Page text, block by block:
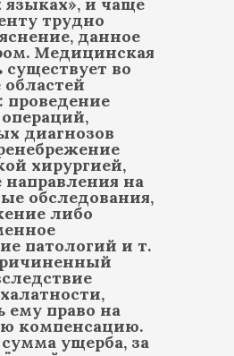
трудно
данное
Медицинская
существует во
диагнозов
хирургией,
направления на
обследования,
либо
патологий и т.
ему право на
компенсацию.
ущерба, за